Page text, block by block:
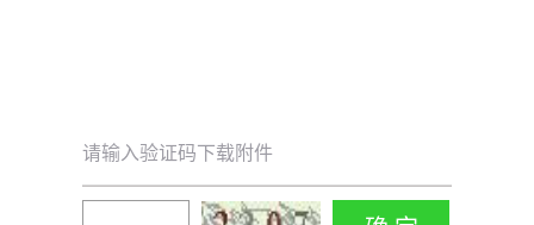
请输入验证码下载附件